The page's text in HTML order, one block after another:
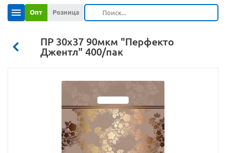
Опт Розница
ПР 30х37 90мкм "Перфекто
Джентл" 400/пак